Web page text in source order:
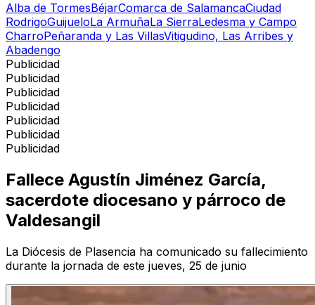
Alba de TormesBéjarComarca de SalamancaCiudad
RodrigoGuijueloLa ArmuñaLa SierraLedesma y Campo
CharroPeñaranda y Las VillasVitigudino, Las Arribes y
Abadengo
Publicidad
Publicidad
Publicidad
Publicidad
Publicidad
Publicidad
Publicidad
Fallece Agustín Jiménez García,
sacerdote diocesano y párroco de
Valdesangil
La Diócesis de Plasencia ha comunicado su fallecimiento
durante la jornada de este jueves, 25 de junio